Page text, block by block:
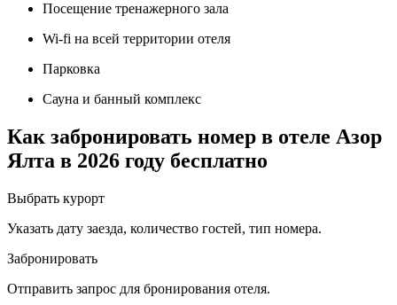
Посещение тренажерного зала
Wi-fi на всей территории отеля
Парковка
Сауна и банный комплекс
Как забронировать номер в отеле Азор
Ялта в 2026 году бесплатно
Выбрать курорт
Указать дату заезда, количество гостей, тип номера.
Забронировать
Отправить запрос для бронирования отеля.